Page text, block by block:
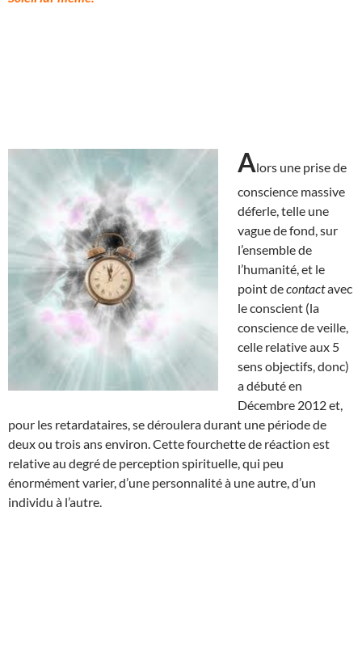
Alors une prise de
conscience massive
déferle, telle une
vague de fond, sur
l’ensemble de
l’humanité, et le
point decontactavec
le conscient (la
conscience de veille,
celle relative aux 5
sens objectifs, donc)
a débuté en
Décembre 2012 et,
pour les retardataires, se déroulera durant une période de
deux ou trois ans environ. Cette fourchette de réaction est
relative au degré de perception spirituelle, qui peu
énormément varier, d’une personnalité à une autre, d’un
individu à l’autre.